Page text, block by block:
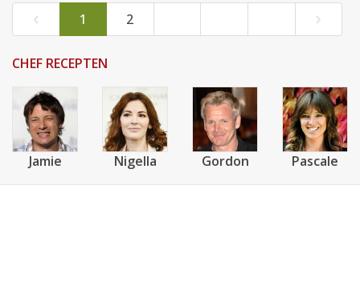
‹ 1 2 ›
CHEF RECEPTEN
Jamie Nigella Gordon Pascale